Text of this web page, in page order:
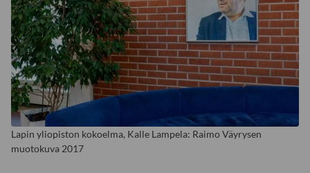
Lapin yliopiston kokoelma, Kalle Lampela: Raimo Väyrysen
muotokuva 2017